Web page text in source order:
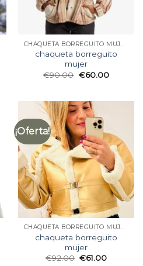
CHAQUETA BORREGUITO MUJER
chaqueta borreguito
mujer
€90.00 €60.00
¡Oferta!
CHAQUETA BORREGUITO MUJER
chaqueta borreguito
mujer
€92.00 €61.00